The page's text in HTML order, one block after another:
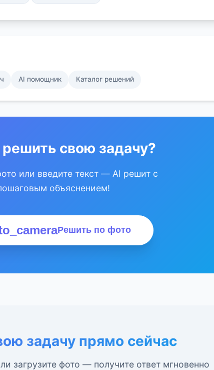
AI помощник Каталог решений
свою задачу?
или введите текст — AI решит с
объяснением!
Решить по фото
задачу прямо сейчас
загрузите фото — получите ответ мгновенно